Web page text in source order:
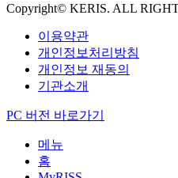
Copyright© KERIS. ALL
이용약관
개인정보처리방침
개인정보 재동의
기관소개
PC 버전 바로가기
메뉴
홈